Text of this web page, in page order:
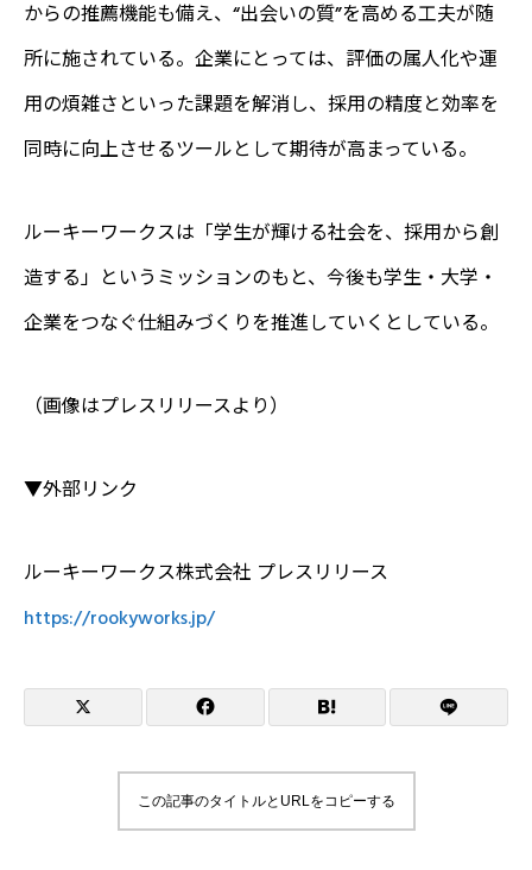
からの推薦機能も備え、“出会いの質”を高める工夫が随
所に施されている。企業にとっては、評価の属人化や運
用の煩雑さといった課題を解消し、採用の精度と効率を
同時に向上させるツールとして期待が高まっている。
ルーキーワークスは「学生が輝ける社会を、採用から創
造する」というミッションのもと、今後も学生・大学・
企業をつなぐ仕組みづくりを推進していくとしている。
（画像はプレスリリースより）
▼外部リンク
ルーキーワークス株式会社 プレスリリース
https://rookyworks.jp/
この記事のタイトルとURLをコピーする